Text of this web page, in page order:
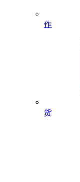
作
货